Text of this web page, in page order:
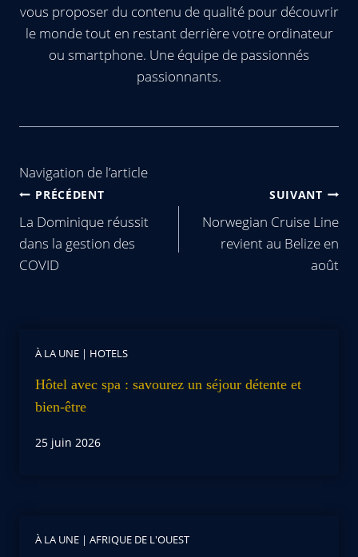
vous proposer du contenu de qualité pour découvrir
le monde tout en restant derrière votre ordinateur
ou smartphone. Une équipe de passionnés
passionnants.
Navigation de l’article
PRÉCÉDENT
La Dominique réussit
dans la gestion des
COVID
SUIVANT
Norwegian Cruise Line
revient au Belize en
août
À LA UNE | HOTELS
Hôtel avec spa : savourez un séjour détente et
bien-être
25 juin 2026
À LA UNE | AFRIQUE DE L'OUEST